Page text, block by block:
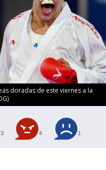
doradas de este viernes a la
3 4 1